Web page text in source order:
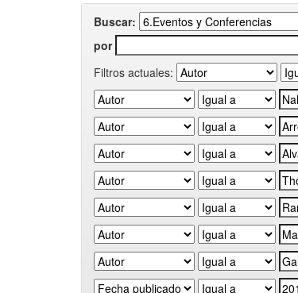
Buscar:
por
Filtros actuales: